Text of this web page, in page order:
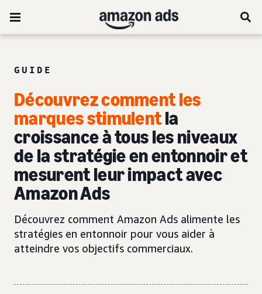
GUIDE
Découvrez comment les
marques stimulentla
croissance à tous les niveaux
de la stratégie en entonnoir et
mesurent leur impact avec
Amazon Ads
Découvrez comment Amazon Ads alimente les
stratégies en entonnoir pour vous aider à
atteindre vos objectifs commerciaux.